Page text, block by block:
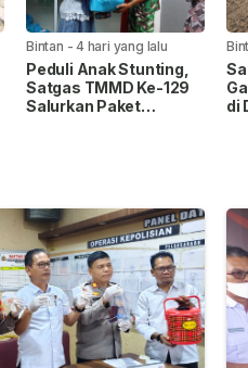
Bintan -4 hari yang lalu
Peduli Anak Stunting,
Satgas TMMD Ke-129
Salurkan Paket
di